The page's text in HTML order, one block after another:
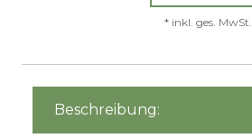
* inkl. ges. MwSt.
Beschreibung: